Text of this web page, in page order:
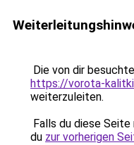
Die von dir
https://vorota-
weiterzuleiten.
Falls du diese
du zur vorherigen